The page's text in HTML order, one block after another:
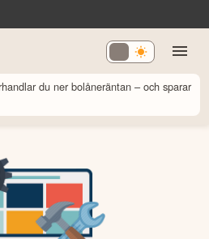
du ner bolåneräntan – och sparar